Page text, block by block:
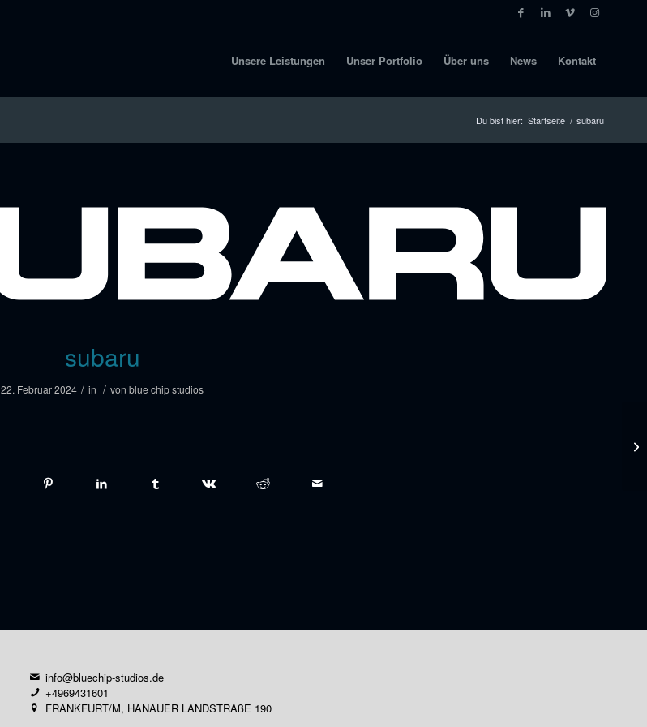
Unsere Leistungen Unser Portfolio Über uns News Kontakt
Du bist hier: Startseite / subaru
subaru
22. Februar 2024 / in / von blue chip studios
info@bluechip-studios.de
+4969431601
FRANKFURT/M, HANAUER LANDSTRAßE 190